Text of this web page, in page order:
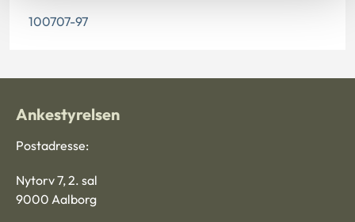
100707-97
Ankestyrelsen
Postadresse:
Nytorv 7, 2. sal
9000 Aalborg